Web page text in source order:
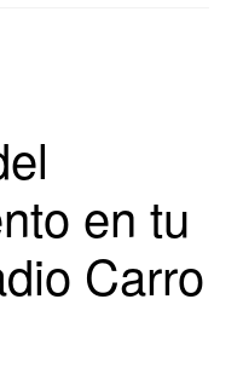
en tu
Carro